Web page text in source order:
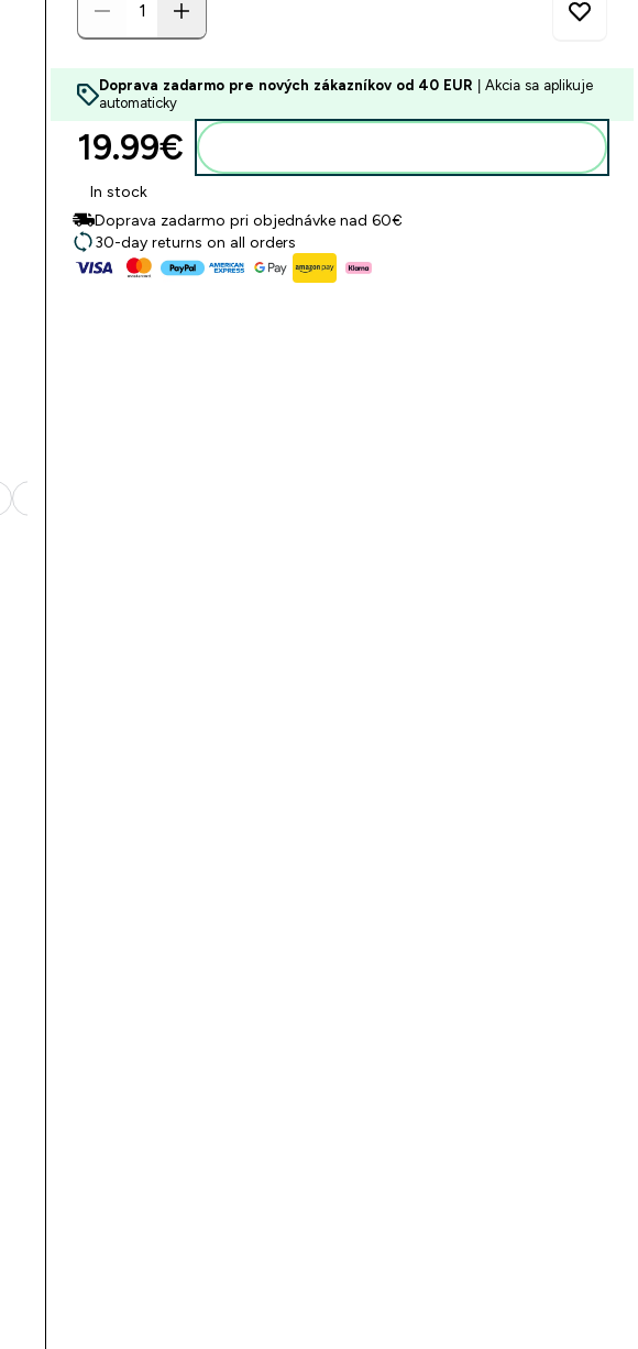
Doprava zadarmo pre nových zákazníkov od 40 EUR | Akcia sa aplikuje
automaticky
19.99€‎
In stock
Doprava zadarmo pri objednávke nad 60€
30-day returns on all orders